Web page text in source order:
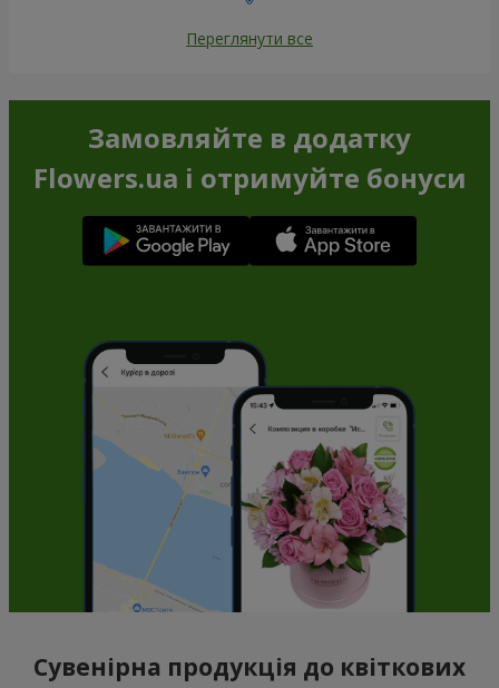
Переглянути все
Замовляйте в додатку
Flowers.ua і отримуйте бонуси
Сувенірна продукція до квіткових